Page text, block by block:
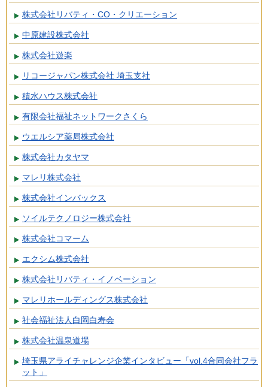
株式会社リバティ・CO・クリエーション
中原建設株式会社
株式会社遊楽
リコージャパン株式会社 埼玉支社
積水ハウス株式会社
有限会社福祉ネットワークさくら
ウエルシア薬局株式会社
株式会社カタヤマ
マレリ株式会社
株式会社インバックス
ソイルテクノロジー株式会社
株式会社コマーム
エクシム株式会社
株式会社リバティ・イノベーション
マレリホールディングス株式会社
社会福祉法人白岡白寿会
株式会社温泉道場
埼玉県アライチャレンジ企業インタビュー「vol.4合同会社フラ
ット」